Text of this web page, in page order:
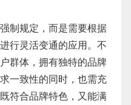
制规定，而是需要根据
行灵活变通的应用。不
群体，拥有独特的品牌
一致性的同时，也需充
符合品牌特色，又能满